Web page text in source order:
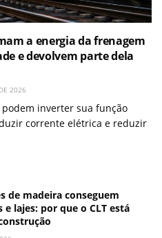
a energia da frenagem
e devolvem parte dela
2026
inverter sua função
corrente elétrica e reduzir
de madeira conseguem
lajes: por que o CLT está